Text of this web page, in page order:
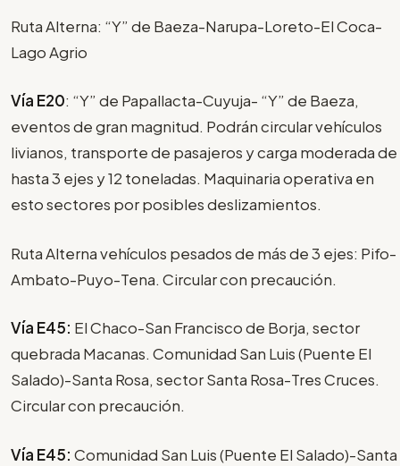
Ruta Alterna: “Y” de Baeza-Narupa-Loreto-El Coca-
Lago Agrio
Vía E20: “Y” de Papallacta-Cuyuja- “Y” de Baeza,
eventos de gran magnitud. Podrán circular vehículos
livianos, transporte de pasajeros y carga moderada de
hasta 3 ejes y 12 toneladas. Maquinaria operativa en
esto sectores por posibles deslizamientos.
Ruta Alterna vehículos pesados de más de 3 ejes: Pifo-
Ambato-Puyo-Tena. Circular con precaución.
Vía E45: El Chaco-San Francisco de Borja, sector
quebrada Macanas. Comunidad San Luis (Puente El
Salado)-Santa Rosa, sector Santa Rosa-Tres Cruces.
Circular con precaución.
Vía E45: Comunidad San Luis (Puente El Salado)-Santa